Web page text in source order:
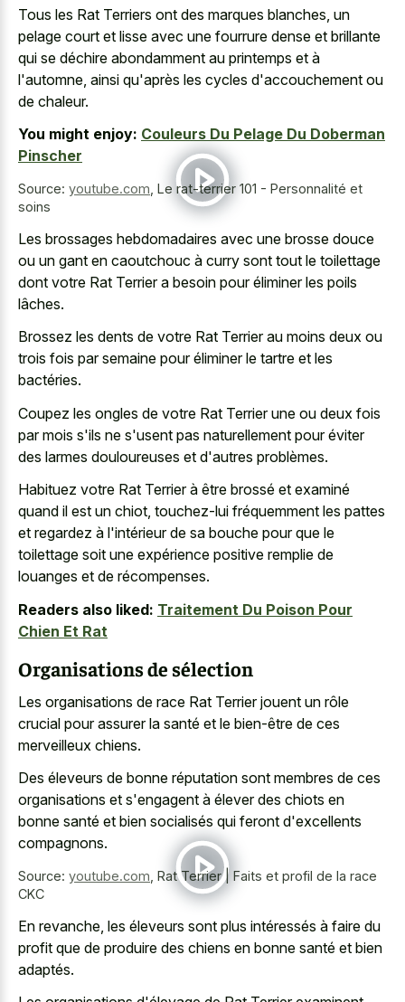
Tous les Rat Terriers ont des marques blanches, un
pelage court et lisse avec une fourrure dense et brillante
qui se déchire abondamment au printemps et à
l'automne, ainsi qu'après les cycles d'accouchement ou
de chaleur.
You might enjoy: Couleurs Du Pelage Du Doberman
Pinscher
Source: youtube.com Le rat-terrier 101 - Personnalité et
soins
Les brossages hebdomadaires avec une brosse douce
ou un gant en caoutchouc à curry sont tout le toilettage
dont votre Rat Terrier a besoin pour éliminer les poils
lâches.
Brossez les dents de votre Rat Terrier au moins deux ou
trois fois par semaine pour éliminer le tartre et les
bactéries.
Coupez les ongles de votre Rat Terrier une ou deux fois
par mois s'ils ne s'usent pas naturellement pour éviter
des larmes douloureuses et d'autres problèmes.
Habituez votre Rat Terrier à être brossé et examiné
quand il est un chiot, touchez-lui fréquemment les pattes
et regardez à l'intérieur de sa bouche pour que le
toilettage soit une expérience positive remplie de
louanges et de récompenses.
Readers also liked: Traitement Du Poison Pour
Chien Et Rat
Organisations de sélection
Les organisations de race Rat Terrier jouent un rôle
crucial pour assurer la santé et le bien-être de ces
merveilleux chiens.
Des éleveurs de bonne réputation sont membres de ces
organisations et s'engagent à élever des chiots en
bonne santé et bien socialisés qui feront d'excellents
compagnons.
Source: youtube.com Rat Terrier | Faits et profil de la race
CKC
En revanche, les éleveurs sont plus intéressés à faire du
profit que de produire des chiens en bonne santé et bien
adaptés.